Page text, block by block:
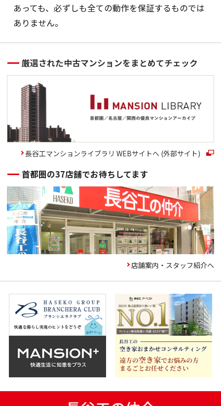
手数料
請求1件につき 1,000円（別途消費税） 振込
する苦情等問合せ窓口
当社の特定個人情報等および個人情報の取
扱いに関する苦情等のお問い合わせは、以
下の窓口までお願いします。
問合せ先
株式会社長谷工リアルエステート お
住所
〒105-0014 東京都港区芝2-6-1
電話番号
0120－030－078
E-mail
chukai_info@haseko.co.jp
あっても、必ずしも全ての動作を保証するものでは
ありません。
厳選された中古マンションをまとめてチェック
長谷工マンションライブラリ WEBサイトへ (外部サイト)
首都圏の37店舗でお待ちしてます
店舗案内・スタッフ紹介へ